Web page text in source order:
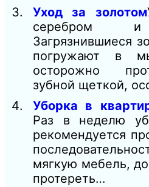
Уход за золотом
серебром и
Загрязнившиеся
погружают в
осторожно
зубной щеткой,
Уборка в
Раз в неделю
рекомендуется
мягкую мебель,
протереть…